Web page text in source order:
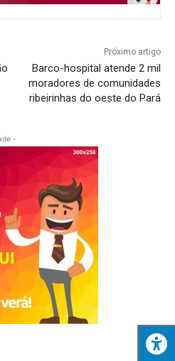
Próximo artigo
Barco-hospital atende 2 mil
moradores de comunidades
ribeirinhas do oeste do Pará
-